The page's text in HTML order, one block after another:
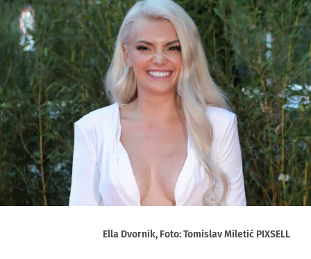
Ella Dvornik, Foto: Tomislav Miletić PIXSELL